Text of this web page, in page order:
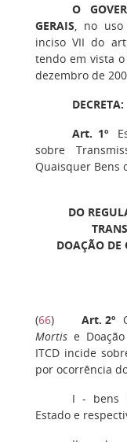
O
GERAIS, no
inciso VII do
tendo em vista
dezembro de
DECRETA:
Art. 1º
sobre
Quaisquer Bens
DO
DOAÇÃO DE
(66) Art. 2º
Mortise
ITCD incide
por ocorrência
I - bens
Estado e